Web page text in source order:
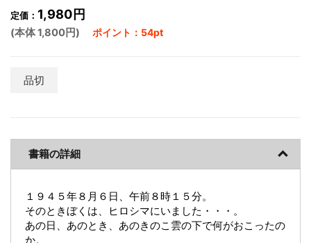
定価： 1,980円
(本体 1,800円) ポイント：54pt
品切
書籍の詳細
１９４５年８月６日、午前８時１５分。
そのときぼくは、ヒロシマにいました・・・。
あの日、あのとき、あのきのこ雲の下で何がおこったの
か。